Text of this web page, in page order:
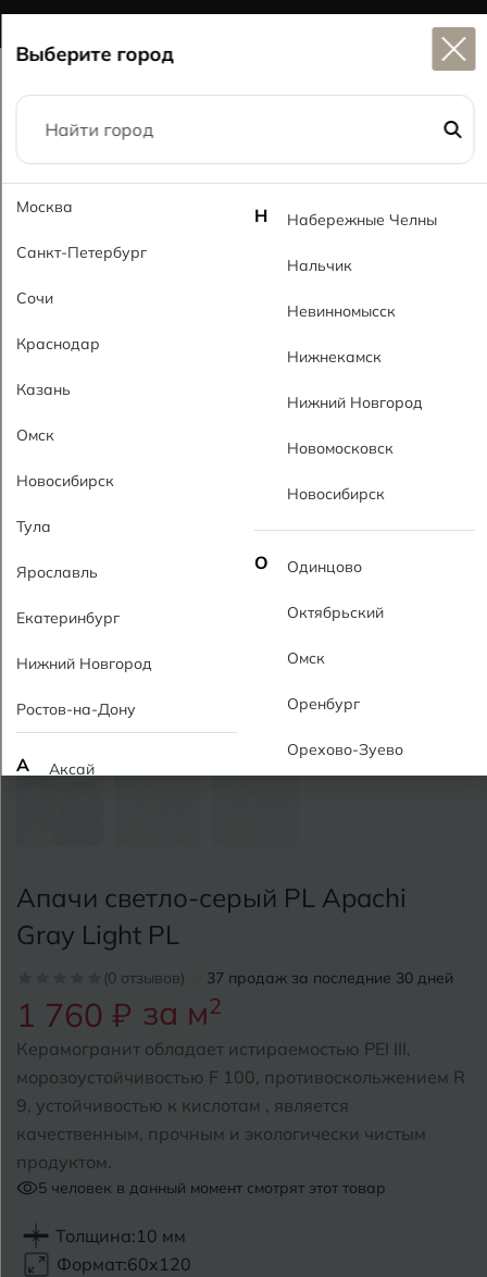
Главная Каталог
60x120
Апачи светло-серый PL Apachi Gray Light PL
Апачи светло-серый PL Apachi
Gray Light PL
(0 отзывов) 37 продаж за последние 30 дней
1 760 ₽ за м2
Керамогранит обладает истираемостью PEI III,
морозоустойчивостью F 100, противоскольжением R
9, устойчивостью к кислотам , является
качественным, прочным и экологически чистым
продуктом.
5 человек в данный момент смотрят этот товар
Толщина:10 мм
Формат:60x120
Выберите город
Москва
Санкт-Петербург
Сочи
Краснодар
Казань
Омск
Новосибирск
Тула
Ярославль
Екатеринбург
Нижний Новгород
Ростов-на-Дону
А Аксай
Анапа
Армавир
Б Барнаул
Белгород
Белореченск
Боровичи
Бугульма
Н Набережные Челны
Нальчик
Невинномысск
Нижнекамск
Нижний Новгород
Новомосковск
Новосибирск
О Одинцово
Октябрьский
Омск
Оренбург
Орехово-Зуево
Псков
Ростов-на-Дону